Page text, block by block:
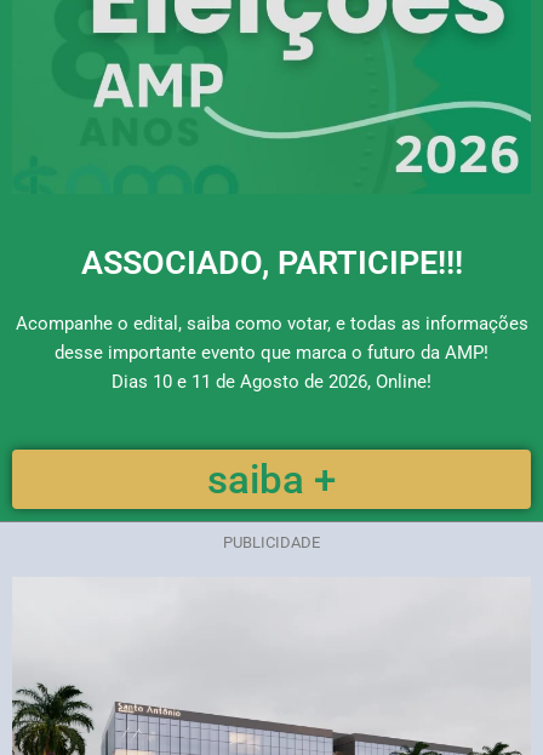
ASSOCIADO, PARTICIPE!!!
Acompanhe o edital, saiba como votar, e todas as informações
desse importante evento que marca o futuro da AMP!
Dias 10 e 11 de Agosto de 2026, Online!
saiba +
PUBLICIDADE